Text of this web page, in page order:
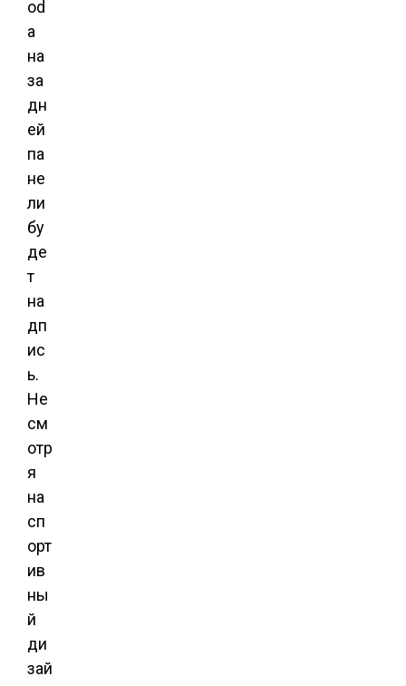
od
a
на
за
дн
ей
па
не
ли
бу
де
т
на
дп
ис
ь.
Не
см
отр
я
на
сп
орт
ив
ны
й
ди
зай